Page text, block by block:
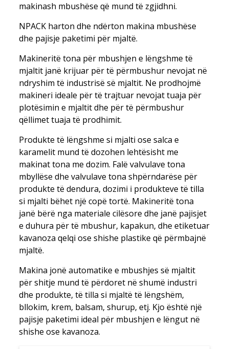
makinash mbushëse që mund të zgjidhni.
NPACK harton dhe ndërton makina mbushëse
dhe pajisje paketimi për mjaltë.
Makineritë tona për mbushjen e lëngshme të
mjaltit janë krijuar për të përmbushur nevojat në
ndryshim të industrisë së mjaltit. Ne prodhojmë
makineri ideale për të trajtuar nevojat tuaja për
plotësimin e mjaltit dhe për të përmbushur
qëllimet tuaja të prodhimit.
Produkte të lëngshme si mjalti ose salca e
karamelit mund të dozohen lehtësisht me
makinat tona me dozim. Falë valvulave tona
mbyllëse dhe valvulave tona shpërndarëse për
produkte të dendura, dozimi i produkteve të tilla
si mjalti bëhet një copë tortë. Makineritë tona
janë bërë nga materiale cilësore dhe janë pajisjet
e duhura për të mbushur, kapakun, dhe etiketuar
kavanoza qelqi ose shishe plastike që përmbajnë
mjaltë.
Makina jonë automatike e mbushjes së mjaltit
për shitje mund të përdoret në shumë industri
dhe produkte, të tilla si mjaltë të lëngshëm,
bllokim, krem, balsam, shurup, etj. Kjo është një
pajisje paketimi ideal për mbushjen e lëngut në
shishe ose kavanoza.